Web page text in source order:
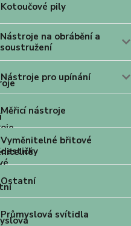
Kotoučové pily
Nástroje na obrábění a
soustružení
Nástroje pro upínání
Měřicí nástroje
Vyměnitelné břitové
destičky
Ostatní
Průmyslová svítidla